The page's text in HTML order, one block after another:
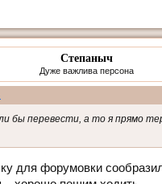
Степаныч
Дуже важлива персона
бы перевести, а то я прямо
для форумовки